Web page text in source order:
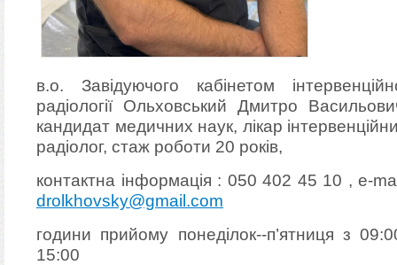
в.о. Завідуючого кабінетом
радіології Ольховський Дмитро
кандидат медичних наук, лікар
радіолог, стаж роботи 20 років,
контактна інформація : 050 402 45 10 , e-
drolkhovsky@gmail.com
години прийому понеділок--п’ятниця з
15:00